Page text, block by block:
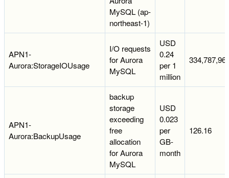
MySQL (ap-
northeast-1)
APN1-
Aurora:StorageIOUsage
I/O requests
for Aurora
MySQL
USD
0.24
per 1
million
APN1-
Aurora:BackupUsage
backup
storage
exceeding
free
allocation
for Aurora
MySQL
USD
0.023
per
GB-
month
126.16